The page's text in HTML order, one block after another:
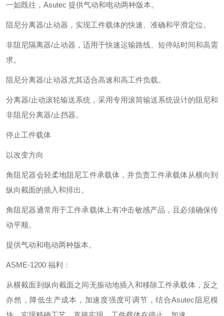
一如既往，Asutec 提供气动和电动两种版本。
阻尼分离器/止动器，实现工件载体的快速、准确和平滑定位。
非阻尼隔离器/止动器，适用于快速运输路线、短停站时间和高需
求。
阻尼分离器/止动器尤其适合高速和高工件负载。
分离器/止动滚轮输送系统，采用专用滚筒输送系统设计的阻尼和
非阻尼分离器/止挡器。
停止工件载体
以改变方向
角阻尼器会轻柔地阻尼工件承载体，并负责工件承载体从横向到
纵向截面的插入和排出。
角阻尼器通常用于工件承载体上有冲击敏感产品，且必须确保传
动平顺。
提供气动和电动两种版本。
ASME-1200 福利：
从横截面到纵向截面之间无振动地插入和移除工件承载体，反之
亦然，降低生产成本，加速度强度可调节，结合Asutec阻尼模